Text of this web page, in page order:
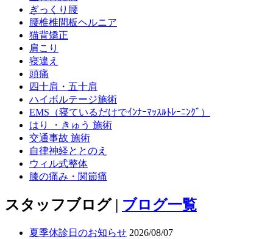
ぎっくり腰
腰椎椎間板ヘルニア
猫背矯正
肩こり
寝違え
頭痛
四十肩・五十肩
ハイボルテージ施術
EMS（寝ているだけでｲﾝﾅｰﾏｯｽﾙﾄﾚｰﾆﾝｸﾞ）
はり ・きゅう 施術
交通事故 施術
自律神経ととのえ
ウィル式整体
膝の痛み・関節痛
スタッフブログ | ブログ一覧
夏季休診日のお知らせ 2026/08/07